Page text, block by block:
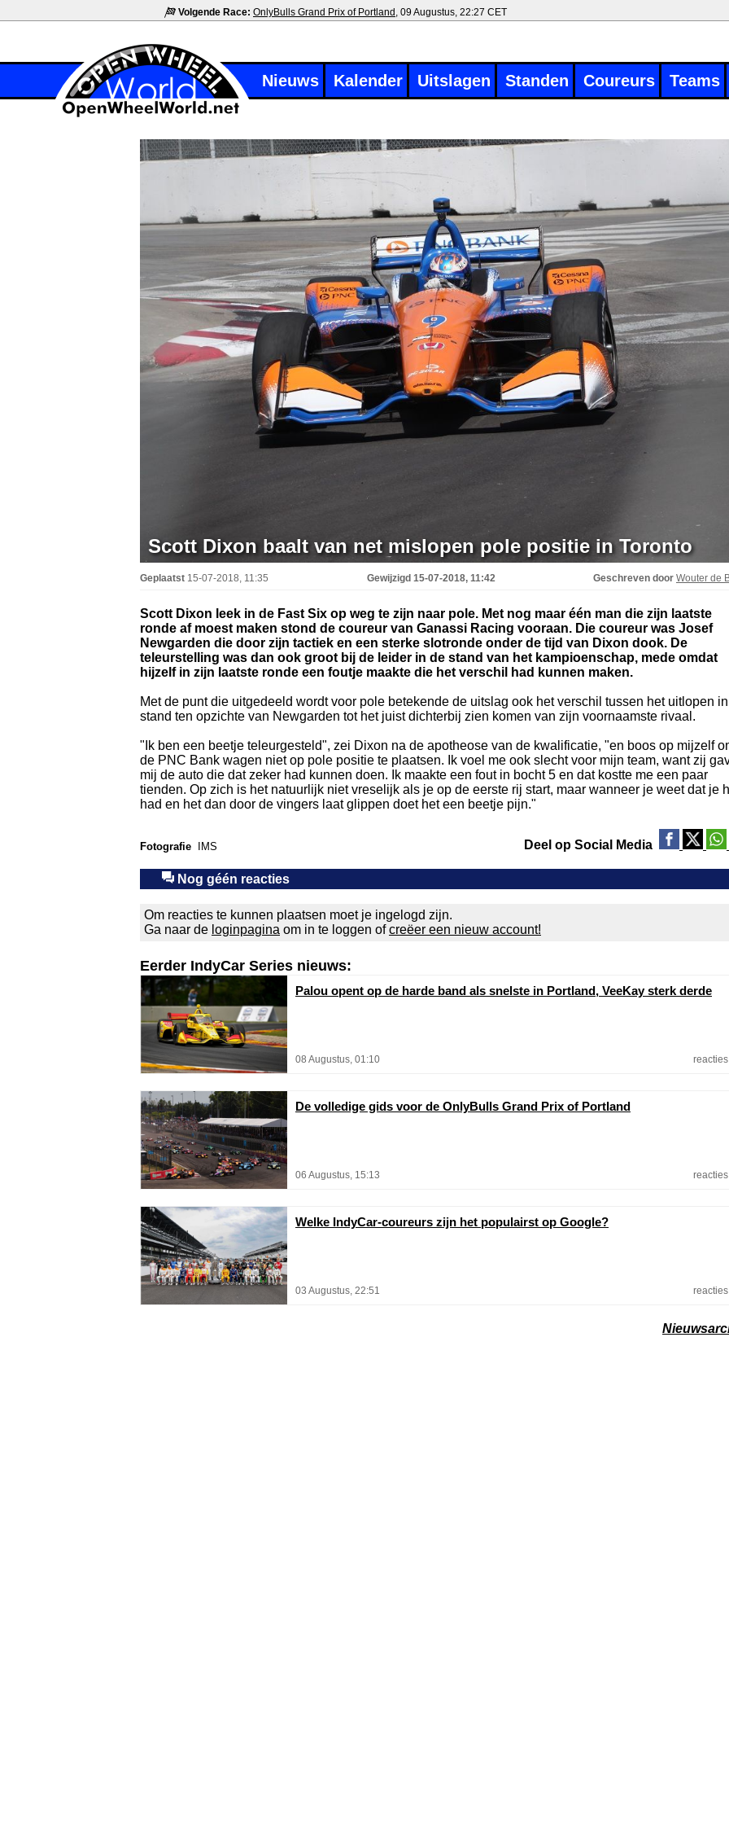
Volgende Race: OnlyBulls Grand Prix of Portland , 09 Augustus, 22:27 CET
Nieuws Kalender Uitslagen Standen Coureurs Teams
Scott Dixon baalt van net mislopen pole positie in Toronto
Geplaatst 15-07-2018, 11:35 Gewijzigd 15-07-2018, 11:42 Geschreven door Wouter de
Scott Dixon leek in de Fast Six op weg te zijn naar pole. Met nog maar één man die zijn laatste
ronde af moest maken stond de coureur van Ganassi Racing vooraan. Die coureur was Josef
Newgarden die door zijn tactiek en een sterke slotronde onder de tijd van Dixon dook. De
teleurstelling was dan ook groot bij de leider in de stand van het kampioenschap, mede omdat
hijzelf in zijn laatste ronde een foutje maakte die het verschil had kunnen maken.
Met de punt die uitgedeeld wordt voor pole betekende de uitslag ook het verschil tussen het uitlopen
stand ten opzichte van Newgarden tot het juist dichterbij zien komen van zijn voornaamste rivaal.
"Ik ben een beetje teleurgesteld", zei Dixon na de apotheose van de kwalificatie, "en boos op mijzelf
de PNC Bank wagen niet op pole positie te plaatsen. Ik voel me ook slecht voor mijn team, want zij
mij de auto die dat zeker had kunnen doen. Ik maakte een fout in bocht 5 en dat kostte me een paar
tienden. Op zich is het natuurlijk niet vreselijk als je op de eerste rij start, maar wanneer je weet dat je
had en het dan door de vingers laat glippen doet het een beetje pijn."
Fotografie IMS Deel op Social Media
Nog géén reacties
Om reacties te kunnen plaatsen moet je ingelogd zijn.
Ga naar de loginpagina om in te loggen ofcreëer een nieuw account!
Eerder IndyCar Series nieuws:
Palou opent op de harde band als snelste in Portland, VeeKay sterk derde
08 Augustus, 01:10
De volledige gids voor de OnlyBulls Grand Prix of Portland
06 Augustus, 15:13
Welke IndyCar-coureurs zijn het populairst op Google?
03 Augustus, 22:51